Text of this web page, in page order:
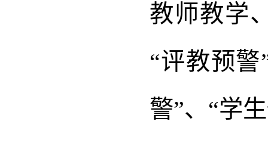
教师教学
“评教预
警”、“学